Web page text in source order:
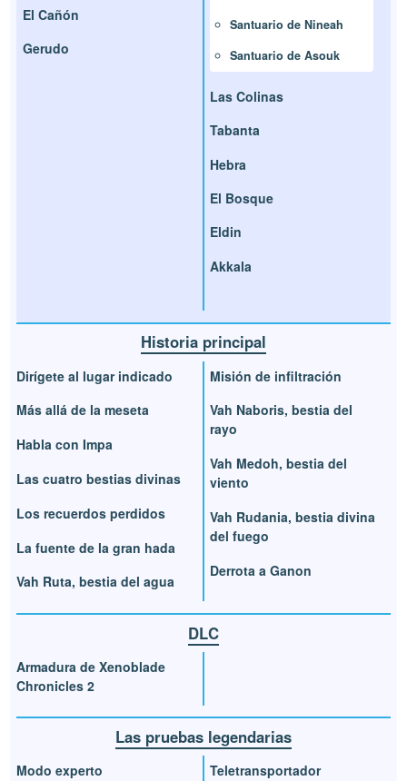
El Cañón
Gerudo
Santuario de Nineah
Santuario de Asouk
Las Colinas
Tabanta
Hebra
El Bosque
Eldin
Akkala
Historia principal
Dirígete al lugar indicado
Más allá de la meseta
Habla con Impa
Las cuatro bestias divinas
Los recuerdos perdidos
La fuente de la gran hada
Vah Ruta, bestia del agua
Misión de infiltración
Vah Naboris, bestia del
rayo
Vah Medoh, bestia del
viento
Vah Rudania, bestia divina
del fuego
Derrota a Ganon
DLC
Armadura de Xenoblade
Chronicles 2
Las pruebas legendarias
Modo experto
Teletransportador